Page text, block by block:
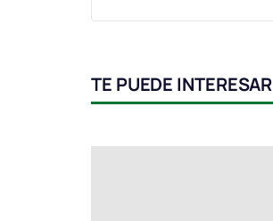
TE PUEDE INTERESAR